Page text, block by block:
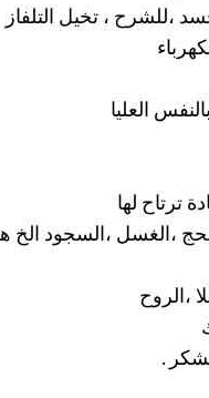
،للشرح ، تخيل التلفاز
العليا
ترتاح لها
،الغسل ،السجود الخ
،الروح
.